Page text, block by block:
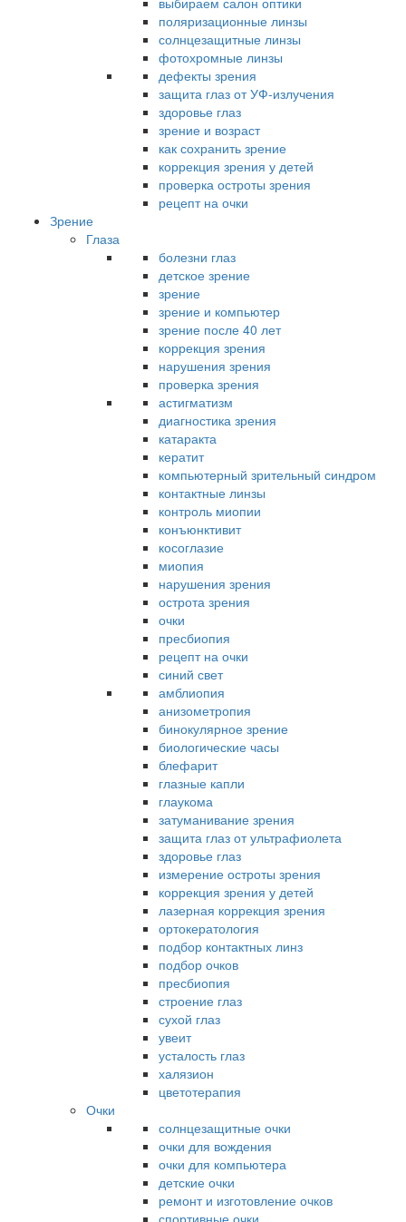
поляризационные линзы
солнцезащитные линзы
фотохромные линзы
дефекты зрения
защита глаз от УФ-излучения
здоровье глаз
зрение и возраст
как сохранить зрение
коррекция зрения у детей
проверка остроты зрения
рецепт на очки
Зрение
Глаза
болезни глаз
детское зрение
зрение
зрение и компьютер
зрение после 40 лет
коррекция зрения
нарушения зрения
проверка зрения
астигматизм
диагностика зрения
катаракта
кератит
компьютерный зрительный синдром
контактные линзы
контроль миопии
конъюнктивит
косоглазие
миопия
нарушения зрения
острота зрения
очки
пресбиопия
рецепт на очки
синий свет
амблиопия
анизометропия
бинокулярное зрение
биологические часы
блефарит
глазные капли
глаукома
затуманивание зрения
защита глаз от ультрафиолета
здоровье глаз
измерение остроты зрения
коррекция зрения у детей
лазерная коррекция зрения
ортокератология
подбор контактных линз
подбор очков
пресбиопия
строение глаз
сухой глаз
увеит
усталость глаз
халязион
цветотерапия
Очки
солнцезащитные очки
очки для вождения
очки для компьютера
детские очки
ремонт и изготовление очков